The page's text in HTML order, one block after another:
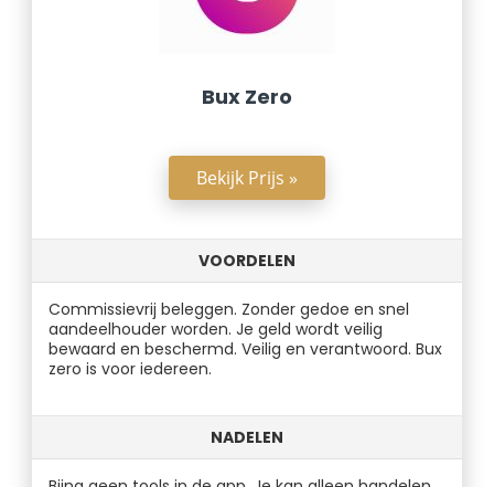
Bux Zero
Bekijk Prijs »
VOORDELEN
Commissievrij beleggen. Zonder gedoe en snel
aandeelhouder worden. Je geld wordt veilig
bewaard en beschermd. Veilig en verantwoord. Bux
zero is voor iedereen.
NADELEN